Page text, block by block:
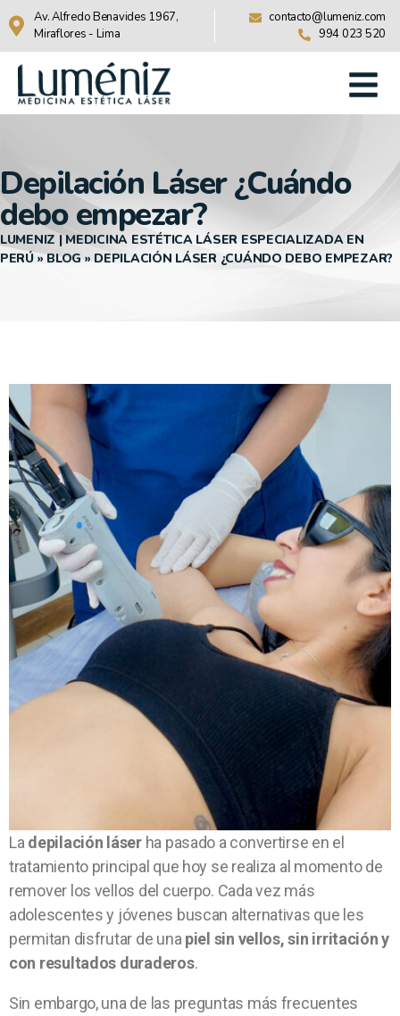
Av. Alfredo Benavides 1967,
Miraflores - Lima
contacto@lumeniz.com
994 023 520
Depilación Láser ¿Cuándo
debo empezar?
LUMENIZ | MEDICINA ESTÉTICA LÁSER ESPECIALIZADA EN
PERÚ»BLOG » DEPILACIÓN LÁSER ¿CUÁNDO DEBO EMPEZAR?
La depilación láserha pasado a convertirse en el
tratamiento principal que hoy se realiza al momento de
remover los vellos del cuerpo. Cada vez más
adolescentes y jóvenes buscan alternativas que les
permitan disfrutar de una piel sin vellos, sin irritación y
con resultados duraderos.
Sin embargo, una de las preguntas más frecuentes